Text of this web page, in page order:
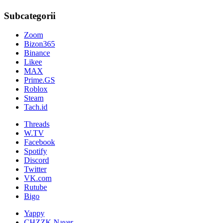
Subcategorii
Zoom
Bizon365
Binance
Likee
MAX
Prime.GS
Roblox
Steam
Tach.id
Threads
W.TV
Facebook
Spotify
Discord
Twitter
VK.com
Rutube
Bigo
Yappy